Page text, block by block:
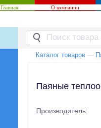
Главная О компании
Каталог товаров —
Паяные
Производитель: